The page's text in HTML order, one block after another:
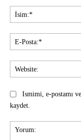
Ismimi, e-postamı
kaydet.